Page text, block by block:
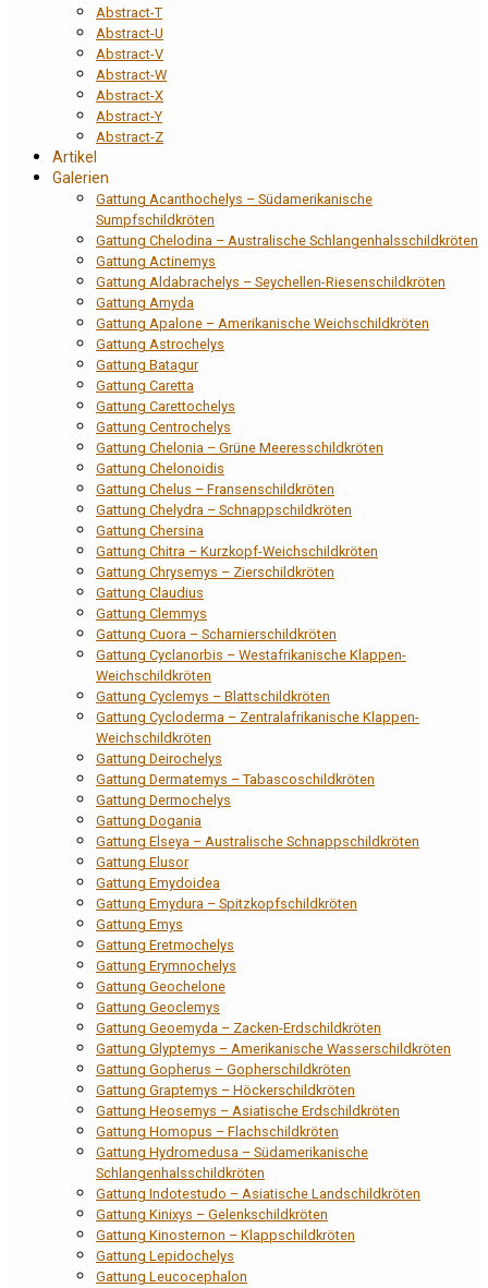
Abstract-T
Abstract-U
Abstract-V
Abstract-W
Abstract-X
Abstract-Y
Abstract-Z
Artikel
Galerien
Gattung Acanthochelys – Südamerikanische
Sumpfschildkröten
Gattung Chelodina – Australische Schlangenhalsschildkröten
Gattung Actinemys
Gattung Aldabrachelys – Seychellen-Riesenschildkröten
Gattung Amyda
Gattung Apalone – Amerikanische Weichschildkröten
Gattung Astrochelys
Gattung Batagur
Gattung Caretta
Gattung Carettochelys
Gattung Centrochelys
Gattung Chelonia – Grüne Meeresschildkröten
Gattung Chelonoidis
Gattung Chelus – Fransenschildkröten
Gattung Chelydra – Schnappschildkröten
Gattung Chersina
Gattung Chitra – Kurzkopf-Weichschildkröten
Gattung Chrysemys – Zierschildkröten
Gattung Claudius
Gattung Clemmys
Gattung Cuora – Scharnierschildkröten
Gattung Cyclanorbis – Westafrikanische Klappen-
Weichschildkröten
Gattung Cyclemys – Blattschildkröten
Gattung Cycloderma – Zentralafrikanische Klappen-
Weichschildkröten
Gattung Deirochelys
Gattung Dermatemys – Tabascoschildkröten
Gattung Dermochelys
Gattung Dogania
Gattung Elseya – Australische Schnappschildkröten
Gattung Elusor
Gattung Emydoidea
Gattung Emydura – Spitzkopfschildkröten
Gattung Emys
Gattung Eretmochelys
Gattung Erymnochelys
Gattung Geochelone
Gattung Geoclemys
Gattung Geoemyda – Zacken-Erdschildkröten
Gattung Glyptemys – Amerikanische Wasserschildkröten
Gattung Gopherus – Gopherschildkröten
Gattung Graptemys – Höckerschildkröten
Gattung Heosemys – Asiatische Erdschildkröten
Gattung Homopus – Flachschildkröten
Gattung Hydromedusa – Südamerikanische
Schlangenhalsschildkröten
Gattung Indotestudo – Asiatische Landschildkröten
Gattung Kinixys – Gelenkschildkröten
Gattung Kinosternon – Klappschildkröten
Gattung Lepidochelys
Gattung Leucocephalon